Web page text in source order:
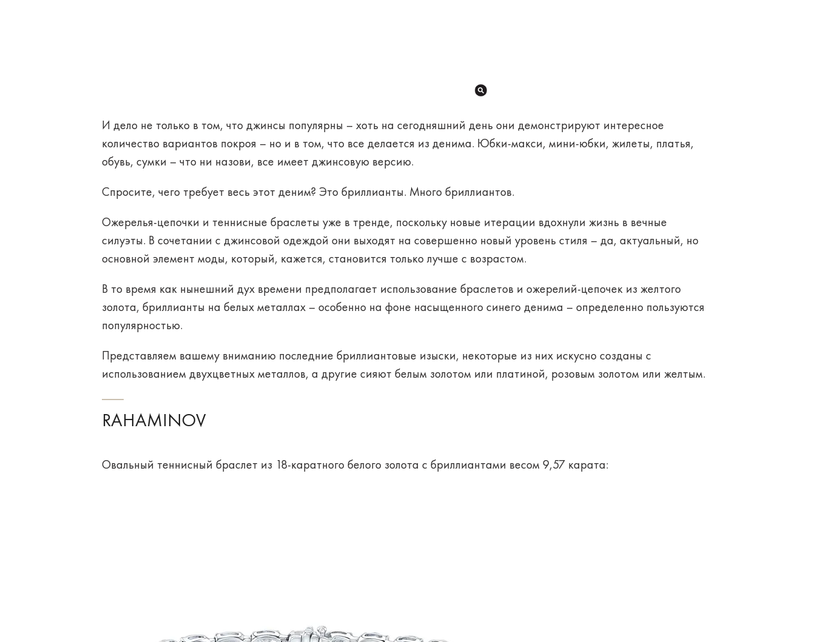
И дело не только в том, что джинсы популярны – хоть на сегодняшний день они демонстрируют интересное
количество вариантов покроя – но и в том, что все делается из денима. Юбки-макси, мини-юбки, жилеты, платья,
обувь, сумки – что ни назови, все имеет джинсовую версию.
Спросите, чего требует весь этот деним? Это бриллианты. Много бриллиантов.
Ожерелья-цепочки и теннисные браслеты уже в тренде, поскольку новые итерации вдохнули жизнь в вечные
силуэты. В сочетании с джинсовой одеждой они выходят на совершенно новый уровень стиля – да, актуальный, но
основной элемент моды, который, кажется, становится только лучше с возрастом.
В то время как нынешний дух времени предполагает использование браслетов и ожерелий-цепочек из желтого
золота, бриллианты на белых металлах – особенно на фоне насыщенного синего денима – определенно пользуются
популярностью.
Представляем вашему вниманию последние бриллиантовые изыски, некоторые из них искусно созданы с
использованием двухцветных металлов, а другие сияют белым золотом или платиной, розовым золотом или желтым.
RAHAMINOV
Овальный теннисный браслет из 18-каратного белого золота с бриллиантами весом 9,57 карата: